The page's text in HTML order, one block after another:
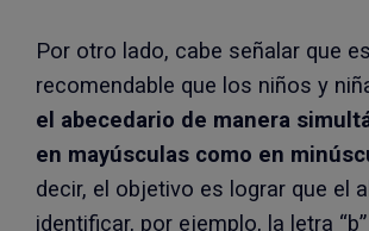
Por otro lado, cabe señalar que es
recomendable que los niños y
el abecedario de manera
en mayúsculas como en
decir, el objetivo es lograr que el
identificar, por ejemplo, la letra